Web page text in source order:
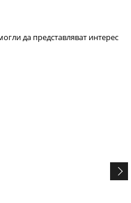
да представляват интерес